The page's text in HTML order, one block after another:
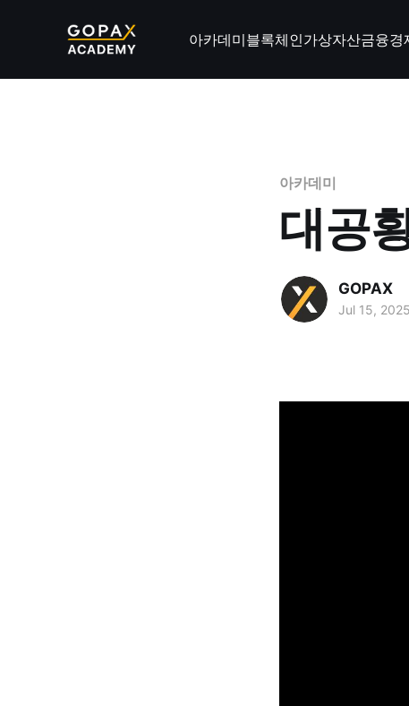
아카데미블록체인가상자산금융경
아카데미
대공
GOPAX
Jul 15, 2025